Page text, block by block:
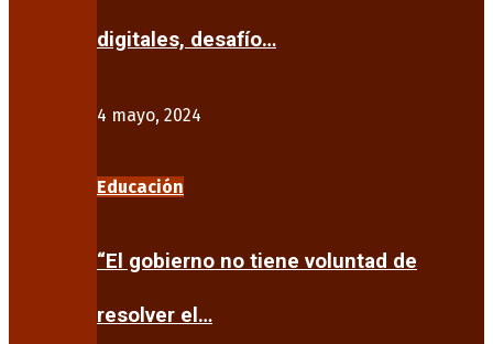
digitales, desafío…
4 mayo, 2024
Educación
“El gobierno no tiene voluntad de
resolver el…